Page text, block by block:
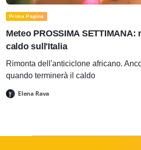
Prima Pagina
Meteo PROSSIMA SETTIMANA:
caldo sull'Italia
Rimonta dell'anticiclone africano.
quando terminerà il caldo
Elena Rava